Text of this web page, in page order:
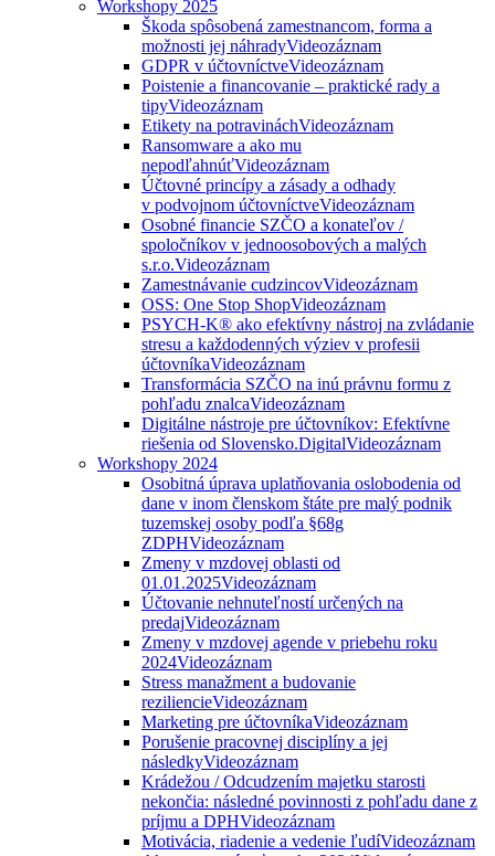
Workshopy 2025
Škoda spôsobená zamestnancom, forma a
možnosti jej náhradyVideozáznam
GDPR v účtovníctveVideozáznam
Poistenie a financovanie – praktické rady a
tipyVideozáznam
Etikety na potravináchVideozáznam
Ransomware a ako mu
nepodľahnúťVideozáznam
Účtovné princípy a zásady a odhady
v podvojnom účtovníctveVideozáznam
Osobné financie SZČO a konateľov /
spoločníkov v jednoosobových a malých
s.r.o.Videozáznam
Zamestnávanie cudzincovVideozáznam
OSS: One Stop ShopVideozáznam
PSYCH-K® ako efektívny nástroj na zvládanie
stresu a každodenných výziev v profesii
účtovníkaVideozáznam
Transformácia SZČO na inú právnu formu z
pohľadu znalcaVideozáznam
Digitálne nástroje pre účtovníkov: Efektívne
riešenia od Slovensko.DigitalVideozáznam
Workshopy 2024
Osobitná úprava uplatňovania oslobodenia od
dane v inom členskom štáte pre malý podnik
tuzemskej osoby podľa §68g
ZDPHVideozáznam
Zmeny v mzdovej oblasti od
01.01.2025Videozáznam
Účtovanie nehnuteľností určených na
predajVideozáznam
Zmeny v mzdovej agende v priebehu roku
2024Videozáznam
Stress manažment a budovanie
reziliencieVideozáznam
Marketing pre účtovníkaVideozáznam
Porušenie pracovnej disciplíny a jej
následkyVideozáznam
Krádežou / Odcudzením majetku starosti
nekončia: následné povinnosti z pohľadu dane z
príjmu a DPHVideozáznam
Motivácia, riadenie a vedenie ľudíVideozáznam